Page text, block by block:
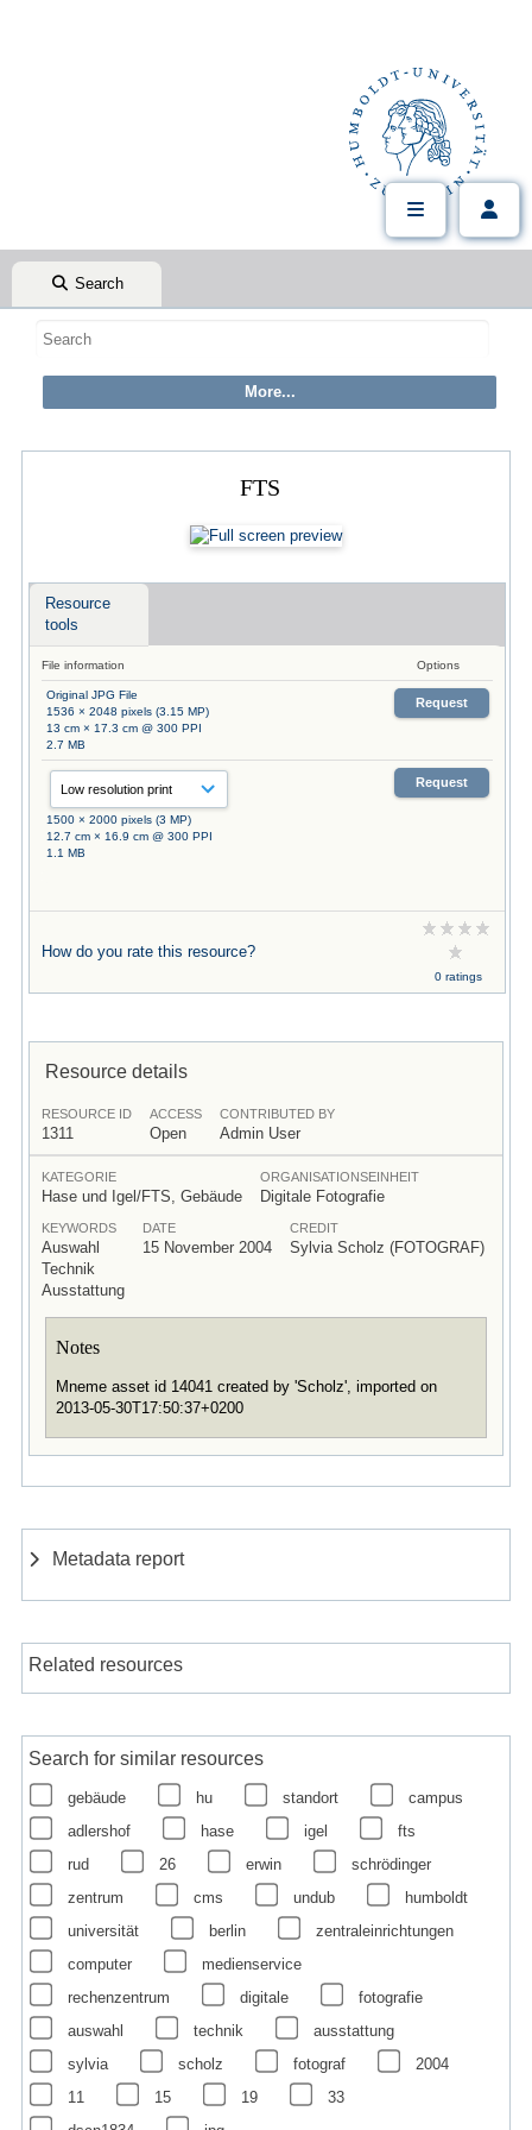
Search
FTS
Resource
tools
File information Options
Original JPG File
1536 × 2048 pixels (3.15 MP)
13 cm × 17.3 cm @ 300 PPI
2.7 MB
Request
1500 × 2000 pixels (3 MP)
12.7 cm × 16.9 cm @ 300 PPI
1.1 MB
Request
How do you rate this resource?
0 ratings
Resource details
RESOURCE ID
1311
ACCESS
Open
CONTRIBUTED BY
Admin User
KATEGORIE
Hase und Igel/FTS, Gebäude
ORGANISATIONSEINHEIT
Digitale Fotografie
KEYWORDS
Auswahl
Technik
Ausstattung
DATE
15 November 2004
CREDIT
Sylvia Scholz (FOTOGRAF)
Notes
Mneme asset id 14041 created by 'Scholz', imported on
2013-05-30T17:50:37+0200
Metadata report
Related resources
Search for similar resources
gebäude hu standort
campus
adlershof
hase igel
fts
rud
26 erwin
schrödinger
zentrum
cms undub
humboldt
universität
berlin
zentraleinrichtungen
computer
medienservice
rechenzentrum
digitale
fotografie
auswahl
technik
ausstattung
sylvia
scholz fotograf
2004
11
15 19
33